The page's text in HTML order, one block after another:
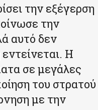
την εξέγερση
την
αυτό δεν
Η
σε μεγάλες
του στρατού
με την